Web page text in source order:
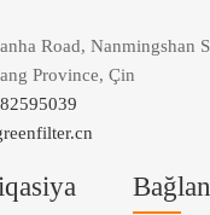
Road, Nanmingshan
Province, Çin